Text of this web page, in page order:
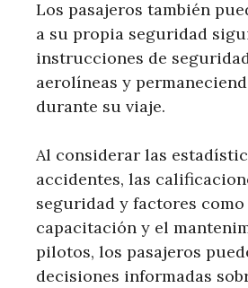
Los pasajeros también
a su propia seguridad
instrucciones de
aerolíneas y
durante su viaje.
Al considerar las
accidentes, las
seguridad y factores
capacitación y el
pilotos, los pasajeros
decisiones informadas